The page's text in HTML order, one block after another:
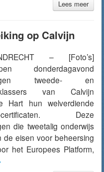
Lees meer
op Calvijn
– [Foto’s]
donderdagavond
tweede- en
van Calvijn
Hart hun welverdiende
certificaten. Deze
die tweetalig onderwijs
eisen voor beheersing
het Europees Platform,